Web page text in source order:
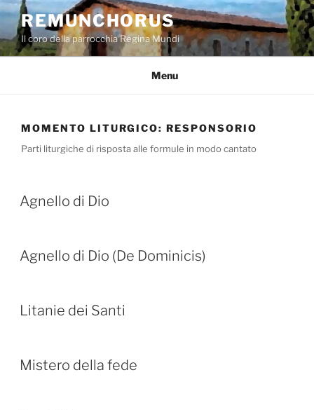
Salta
contenuto
REMUNCHORUS
Il coro della parrocchia Regina Mundi
Menu
MOMENTO LITURGICO:RESPONSORIO
Parti liturgiche di risposta alle formule in modo cantato
Agnello di Dio
Agnello di Dio (De Dominicis)
Litanie dei Santi
Mistero della fede